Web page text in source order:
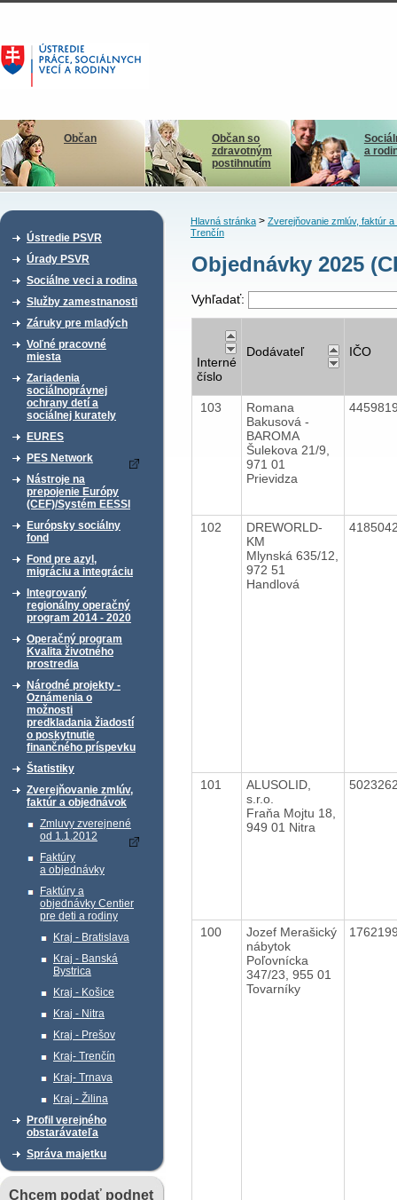
Občan
Občan so
zdravotným
postihnutím
a
Ústredie PSVR
Úrady PSVR
Sociálne veci a rodina
Služby zamestnanosti
Záruky pre mladých
Voľné pracovné
miesta
Zariadenia
sociálnoprávnej
ochrany detí a
sociálnej kurately
EURES
PES Network
Nástroje na
prepojenie Európy
(CEF)/Systém EESSI
Európsky sociálny
fond
Fond pre azyl,
migráciu a integráciu
Integrovaný
regionálny operačný
program 2014 - 2020
Operačný program
Kvalita životného
prostredia
Národné projekty -
Oznámenia o
možnosti
predkladania žiadostí
o poskytnutie
finančného príspevku
Štatistiky
Zverejňovanie zmlúv,
faktúr a objednávok
Zmluvy zverejnené
od 1.1.2012
Faktúry
a objednávky
Faktúry a
objednávky Centier
pre deti a rodiny
Kraj - Bratislava
Kraj - Banská
Bystrica
Kraj - Košice
Kraj - Nitra
Kraj - Prešov
Kraj- Trenčín
Kraj- Trnava
Kraj - Žilina
Profil verejného
obstarávateľa
Správa majetku
Chcem podať podnet
Hlavná stránka> Zverejňovanie zmlúv, faktúr a
Trenčín
Objednávky 2025
Vyhľadať:
Interné
číslo
Dodávateľ IČO
103
Romana
Bakusová -
BAROMA
Šulekova 21/9,
971 01
Prievidza
102
DREWORLD-
KM
Mlynská 635/12,
972 51
Handlová
101
ALUSOLID,
s.r.o.
Fraňa Mojtu 18,
949 01 Nitra
100
Jozef Merašický
nábytok
Poľovnícka
347/23, 955 01
Tovarníky